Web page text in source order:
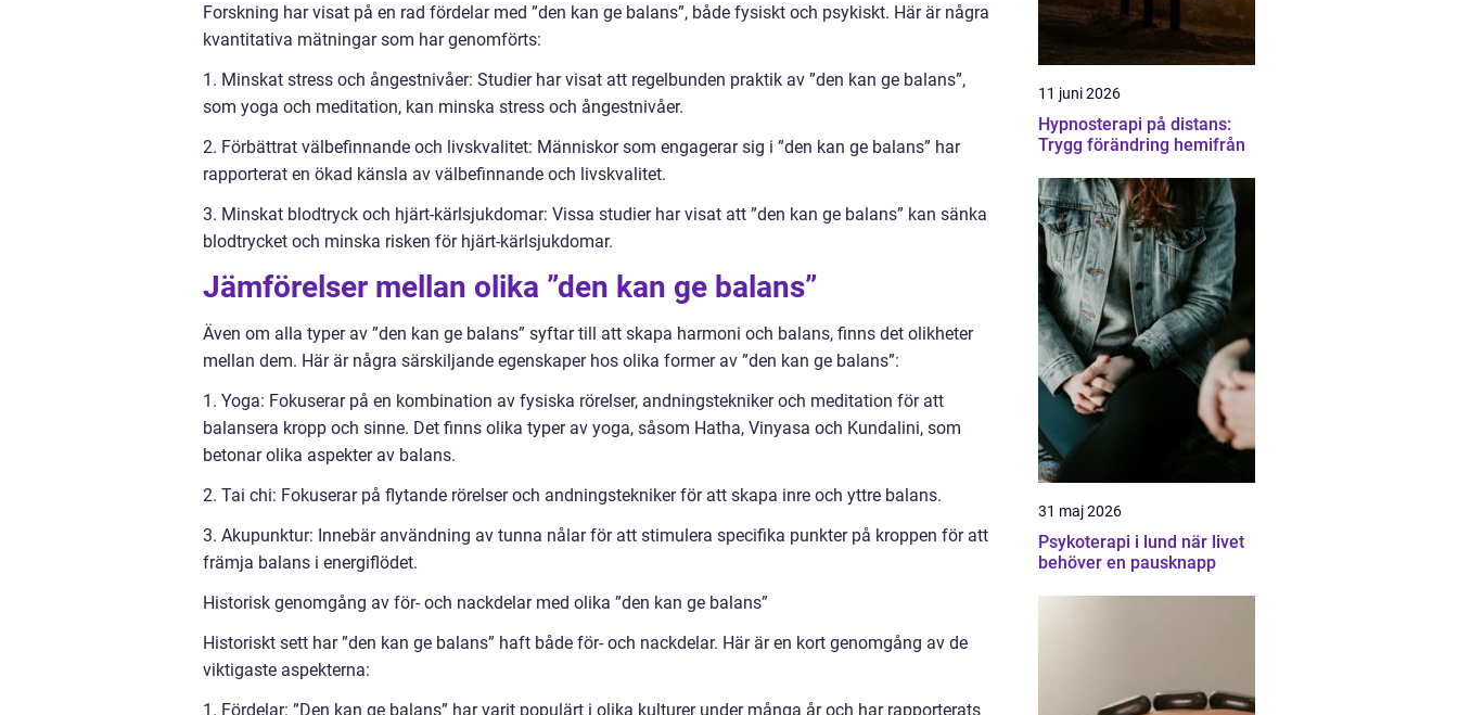
Forskning har visat på en rad fördelar med ”den kan ge balans”, både fysiskt och psykiskt. Här är några
kvantitativa mätningar som har genomförts:
1. Minskat stress och ångestnivåer: Studier har visat att regelbunden praktik av ”den kan ge balans”,
som yoga och meditation, kan minska stress och ångestnivåer.
2. Förbättrat välbefinnande och livskvalitet: Människor som engagerar sig i ”den kan ge balans” har
rapporterat en ökad känsla av välbefinnande och livskvalitet.
3. Minskat blodtryck och hjärt-kärlsjukdomar: Vissa studier har visat att ”den kan ge balans” kan sänka
blodtrycket och minska risken för hjärt-kärlsjukdomar.
Jämförelser mellan olika ”den kan ge balans”
Även om alla typer av ”den kan ge balans” syftar till att skapa harmoni och balans, finns det olikheter
mellan dem. Här är några särskiljande egenskaper hos olika former av ”den kan ge balans”:
1. Yoga: Fokuserar på en kombination av fysiska rörelser, andningstekniker och meditation för att
balansera kropp och sinne. Det finns olika typer av yoga, såsom Hatha, Vinyasa och Kundalini, som
betonar olika aspekter av balans.
2. Tai chi: Fokuserar på flytande rörelser och andningstekniker för att skapa inre och yttre balans.
3. Akupunktur: Innebär användning av tunna nålar för att stimulera specifika punkter på kroppen för att
främja balans i energiflödet.
Historisk genomgång av för- och nackdelar med olika ”den kan ge balans”
Historiskt sett har ”den kan ge balans” haft både för- och nackdelar. Här är en kort genomgång av de
viktigaste aspekterna:
1. Fördelar: ”Den kan ge balans” har varit populärt i olika kulturer under många år och har rapporterats
11 juni 2026
Hypnosterapi på distans:
Trygg förändring hemifrån
31 maj 2026
Psykoterapi i lund när livet
behöver en pausknapp